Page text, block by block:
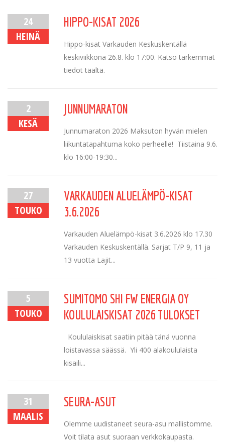
24
HEINÄ
HIPPO-KISAT 2026
Hippo-kisat Varkauden Keskuskentällä
keskiviikkona 26.8. klo 17:00. Katso tarkemmat
tiedot täältä.
2
KESÄ
JUNNUMARATON
Junnumaraton 2026 Maksuton hyvän mielen
liikuntatapahtuma koko perheelle! Tiistaina 9.6.
klo 16:00-19:30...
27
TOUKO
VARKAUDEN ALUELÄMPÖ-KISAT
3.6.2026
Varkauden Aluelämpö-kisat 3.6.2026 klo 17.30
Varkauden Keskuskentällä. Sarjat T/P 9, 11 ja
13 vuotta Lajit...
5
TOUKO
SUMITOMO SHI FW ENERGIA OY
KOULULAISKISAT 2026 TULOKSET
Koululaiskisat saatiin pitää tänä vuonna
loistavassa säässä. Yli 400 alakoululaista
kisaili...
31
MAALIS
SEURA-ASUT
Olemme uudistaneet seura-asu mallistomme.
Voit tilata asut suoraan verkkokaupasta.